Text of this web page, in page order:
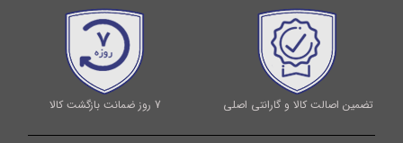
تضمین اصالت کالا و گارانتی اصلی 7 روز ضمانت بازگشت کالا